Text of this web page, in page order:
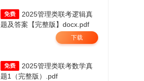
2025管理类联考逻辑真
题及答案【完整版】docx.pdf
下载
2025管理类联考数学真
题1（完整版）.pdf